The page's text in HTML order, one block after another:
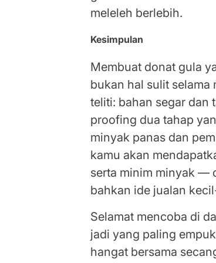
meleleh berlebih.
Kesimpulan
Membuat donat gula
bukan hal sulit
teliti: bahan segar dan
proofing dua tahap
minyak panas dan
kamu akan
serta minim minyak —
bahkan ide jualan
Selamat mencoba di
jadi yang paling
hangat bersama